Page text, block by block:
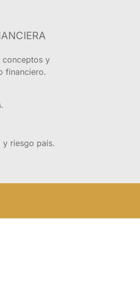
conceptos y
financiero.
y riesgo país.